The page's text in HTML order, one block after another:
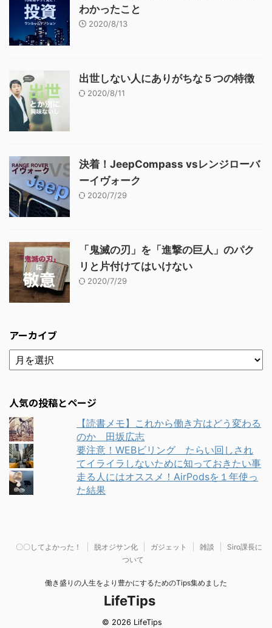
わかったこと
2020/8/13
出世しない人にありがちな５つの特徴
2020/8/11
決着！JeepCompass vsレンジローバ
ーイヴォーク
2020/7/29
「鬼滅の刃」を「進撃の巨人」のパク
リと片付けてはいけない
2020/7/29
アーカイブ
人気の投稿とページ
【読書メモ】これから働き方はどう変わる
のか 田坂広志
要注意！WEBビリング たらい回しされ
てイライラしないために知っておきたい事
走る人にはオススメ！AirPodsを１年使っ
た結果
〇〇してよかった！ 脱オジサン化 ガジェット 雑談
Siro課長に
ついて
働き盛りの人生をより豊かにするためのTips集めました
LifeTips
© 2026 LifeTips